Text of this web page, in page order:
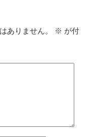
ありません。 ※ が付